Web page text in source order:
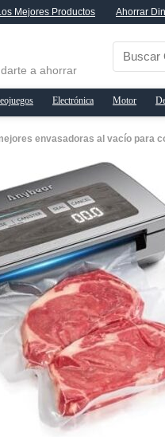
Mejores Productos Ahorrar
a ahorrar
Electrónica Motor
envasadoras al vacío para